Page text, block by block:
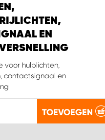
EN
voor hulplichten,
contactsignaal en
TOEVOEGEN